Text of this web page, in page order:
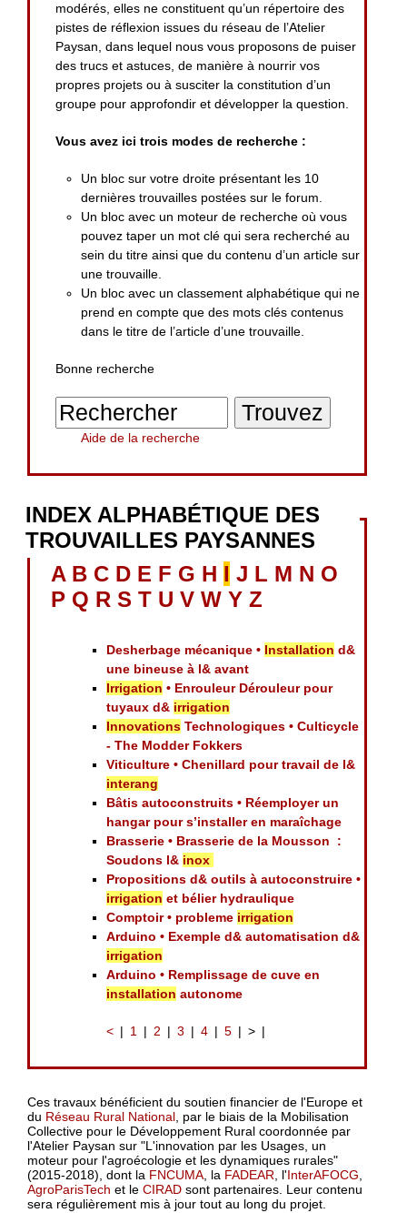
modérés, elles ne constituent qu’un répertoire des
pistes de réflexion issues du réseau de l’Atelier
Paysan, dans lequel nous vous proposons de puiser
des trucs et astuces, de manière à nourrir vos
propres projets ou à susciter la constitution d’un
groupe pour approfondir et développer la question.
Vous avez ici trois modes de recherche :
Un bloc sur votre droite présentant les 10
dernières trouvailles postées sur le forum.
Un bloc avec un moteur de recherche où vous
pouvez taper un mot clé qui sera recherché au
sein du titre ainsi que du contenu d’un article sur
une trouvaille.
Un bloc avec un classement alphabétique qui ne
prend en compte que des mots clés contenus
dans le titre de l’article d’une trouvaille.
Bonne recherche
Aide de la recherche
INDEX ALPHABÉTIQUE DES
TROUVAILLES PAYSANNES
A B C D E F G H I J L M N O
P Q R S T U V W Y Z
Desherbage mécanique • Installation d&
une bineuse à l& avant
Irrigation • Enrouleur Dérouleur pour
tuyaux d& irrigation
Innovations Technologiques • Culticycle
- The Modder Fokkers
Viticulture • Chenillard pour travail de l&
interang
Bâtis autoconstruits • Réemployer un
hangar pour s’installer en maraîchage
Brasserie • Brasserie de la Mousson :
Soudons l& inox
Propositions d& outils à autoconstruire •
irrigation et bélier hydraulique
Comptoir • probleme irrigation
Arduino • Exemple d& automatisation d&
irrigation
Arduino • Remplissage de cuve en
installation autonome
< 1 2 3 4 5 >
Ces travaux bénéficient du soutien financier de l'Europe et
du Réseau Rural National, par le biais de la Mobilisation
Collective pour le Développement Rural coordonnée par
l'Atelier Paysan sur "L'innovation par les Usages, un
moteur pour l'agroécologie et les dynamiques rurales"
(2015-2018), dont la FNCUMA, la FADEAR, l'InterAFOCG,
AgroParisTech et le CIRAD sont partenaires. Leur contenu
sera régulièrement mis à jour tout au long du projet.